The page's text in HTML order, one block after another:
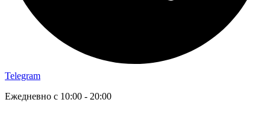
Telegram
Ежедневно с 10:00 - 20:00